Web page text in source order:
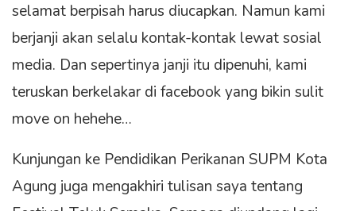
selamat berpisah harus diucapkan. Namun kami
berjanji akan selalu kontak-kontak lewat sosial
media. Dan sepertinya janji itu dipenuhi, kami
teruskan berkelakar di facebook yang bikin sulit
move on hehehe…
Kunjungan ke Pendidikan Perikanan SUPM Kota
Agung juga mengakhiri tulisan saya tentang